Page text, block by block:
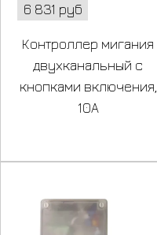
6 831 руб
Контроллер мигания
двухканальный с
кнопками включения,
10А